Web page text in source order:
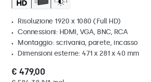
Risoluzione 1920 x 1080 (Full HD)
Connessioni: HDMI, VGA, BNC, RCA
Montaggio: scrivania, parete, incasso
Dimensioni esterne: 471 x 281 x 40 mm
€ 479,00